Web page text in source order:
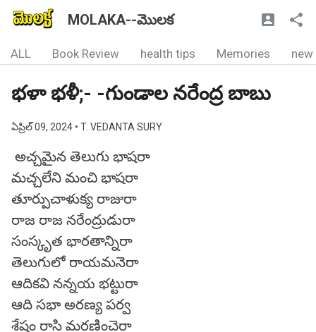
MOLAKA--మొలక
ALL Book Review health tips Memories new
భళా భళీ;- -గుండాల నరేంద్ర బాబు
ఏప్రిల్ 09, 2024 • T. VEDANTA SURY
అచ్చమైన తెలుగు భాషరా
మచ్చలేని మంచి భాషరా
తూర్పుచాళుక్య రాజురా
రాజ రాజ నరేంద్రుడురా
సంస్కృత భారతాన్నిరా
తెలుగులో రాయమనెరా
ఆదికవి నన్నయ భట్టురా
ఆది సభా అరణ్య పర్వ
శేషం రాసి మరణించెరా